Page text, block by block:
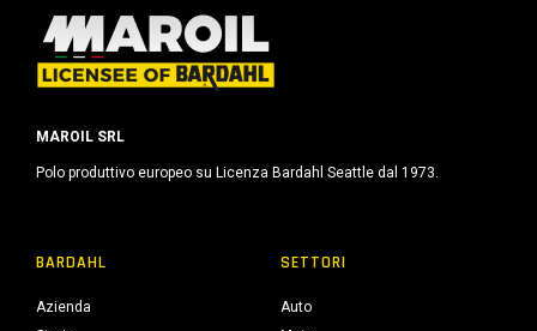
MAROIL SRL
Polo produttivo europeo su Licenza Bardahl Seattle dal 1973.
BARDAHL
Azienda
SETTORI
Auto